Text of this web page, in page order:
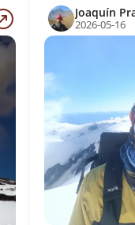
Joaquín
2026-05-16